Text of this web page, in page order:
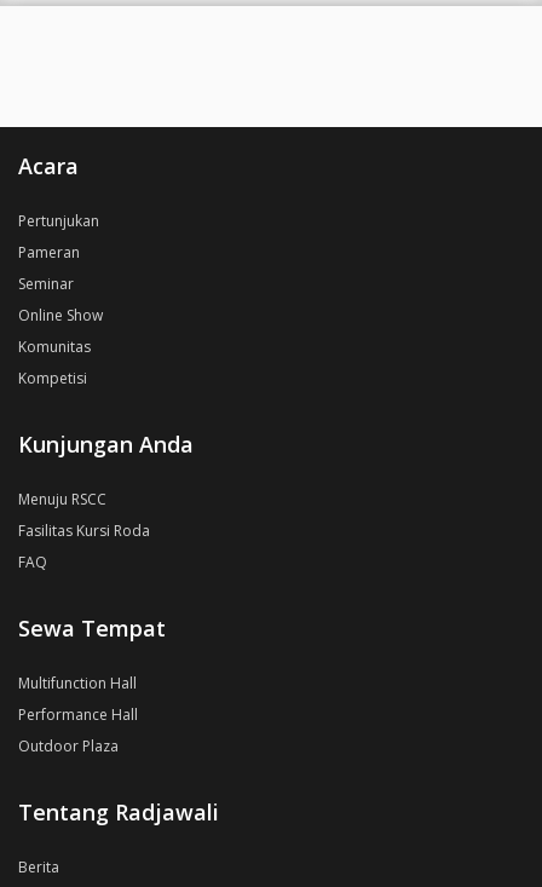
Acara
Pertunjukan
Pameran
Seminar
Online Show
Komunitas
Kompetisi
Kunjungan Anda
Menuju RSCC
Fasilitas Kursi Roda
FAQ
Sewa Tempat
Multifunction Hall
Performance Hall
Outdoor Plaza
Tentang Radjawali
Berita